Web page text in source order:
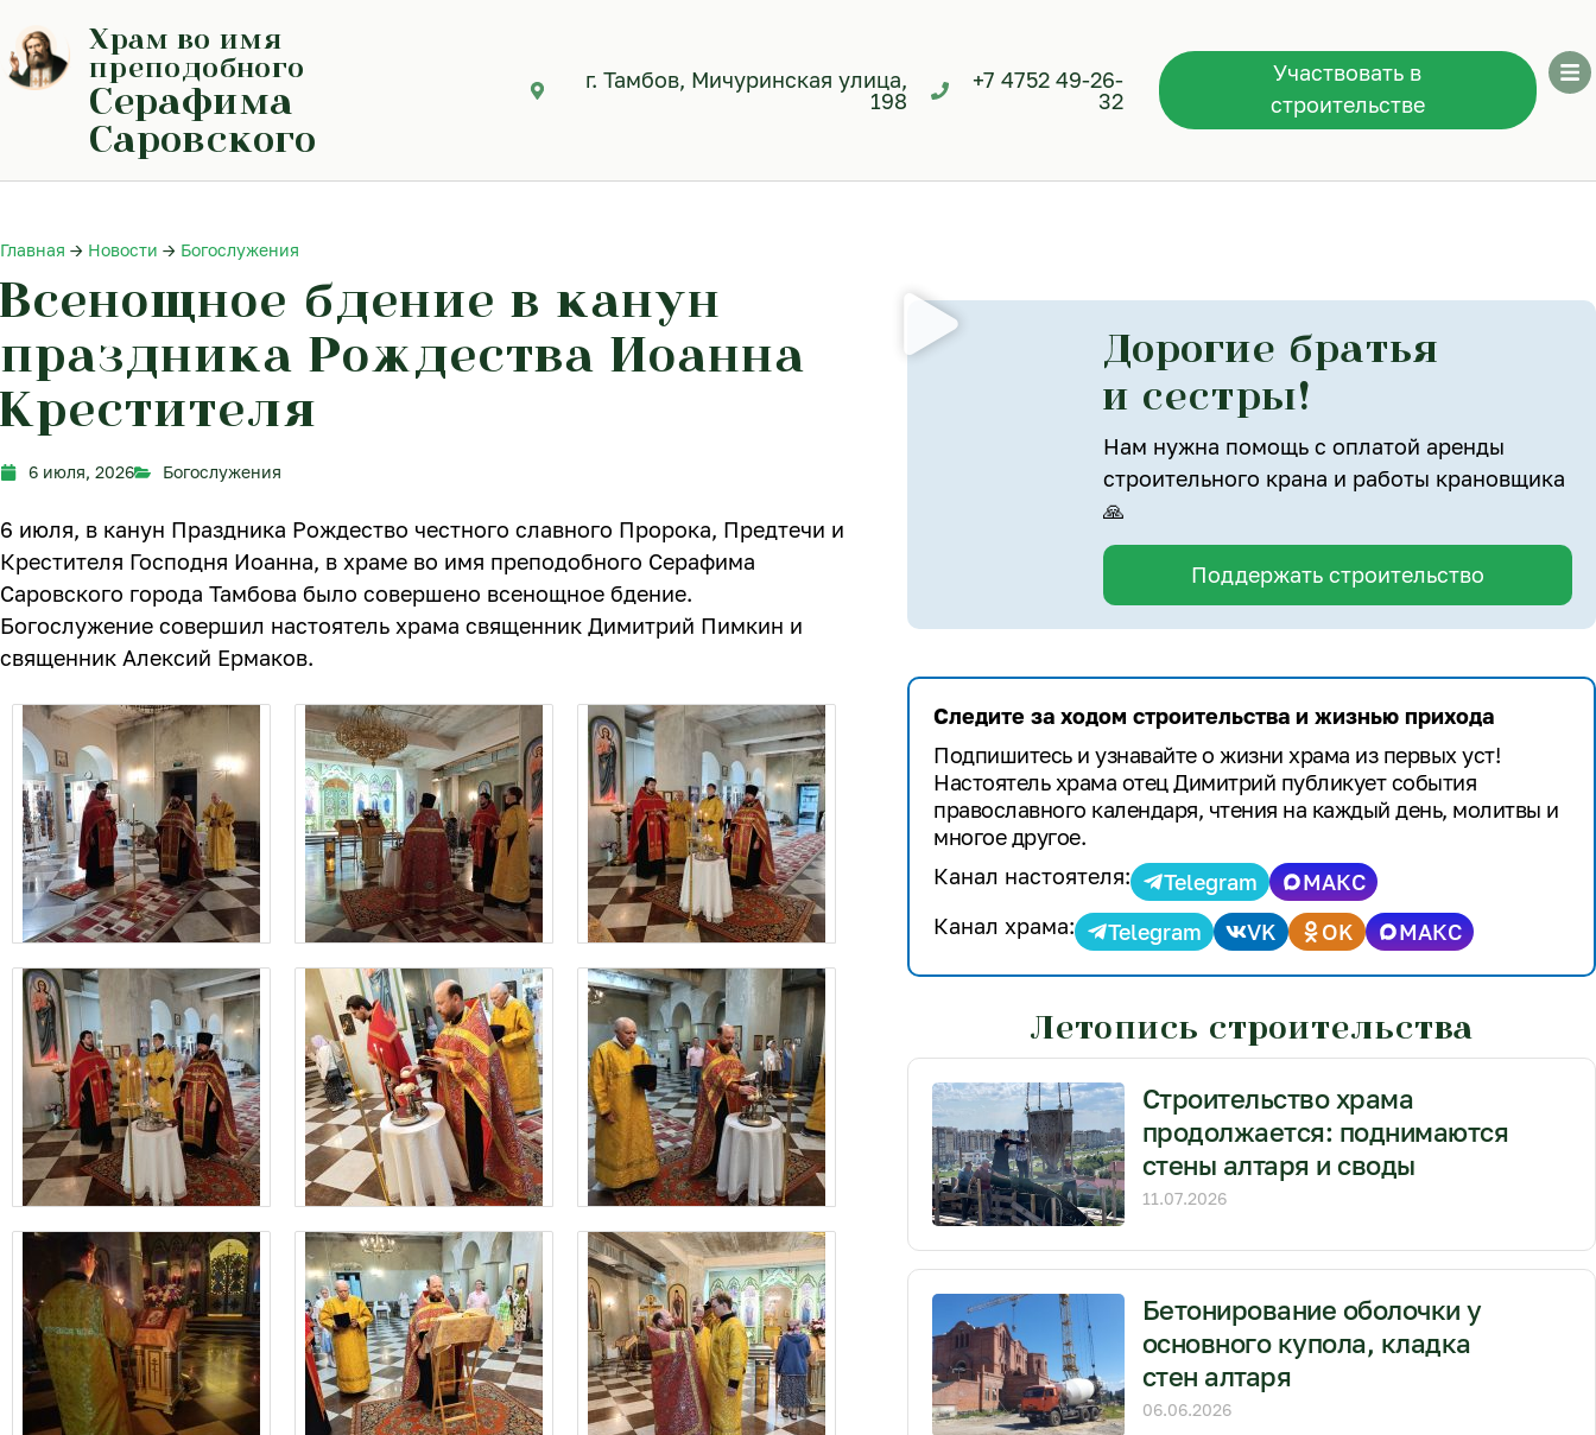
содержимому
Храм во имя
преподобного
Серафима
Саровского
г. Тамбов, Мичуринская улица,
198
+7 4752 49-26-
32
Участвовать в
строительстве
Главная → Новости → Богослужения
Всенощное бдение в канун
праздника Рождества Иоанна
Крестителя
6 июля, 2026 Богослужения
6 июля, в канун Праздника Рождество честного славного Пророка, Предтечи и
Крестителя Господня Иоанна, в храме во имя преподобного Серафима
Саровского города Тамбова было совершено всенощное бдение.
Богослужение совершил настоятель храма священник Димитрий Пимкин и
священник Алексий Ермаков.
Дорогие братья
и сестры!
Нам нужна помощь с оплатой аренды
строительного крана и работы крановщика
🙏
Поддержать строительство
Следите за ходом строительства и жизнью прихода
Подпишитесь и узнавайте о жизни храма из первых уст!
Настоятель храма отец Димитрий публикует события
православного календаря, чтения на каждый день, молитвы и
многое другое.
Канал настоятеля:
Telegram
МАКС
Канал храма:
Telegram VK OK МАКС
Летопись строительства
Строительство храма
продолжается: поднимаются
стены алтаря и своды
11.07.2026
Бетонирование оболочки у
основного купола, кладка
стен алтаря
06.06.2026